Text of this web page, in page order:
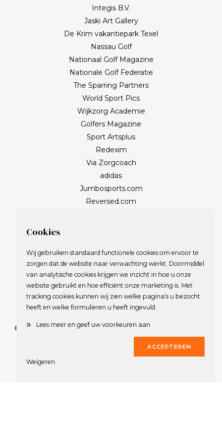
Integis B.V.
Jaski Art Gallery
De Krim vakantiepark Texel
Nassau Golf
Nationaal Golf Magazine
Nationale Golf Federatie
The Sparring Partners
World Sport Pics
Wijkzorg Academie
Golfers Magazine
Sport Artsplus
Redexim
Via Zorgcoach
adidas
Jumbosports.com
Reversed.com
© 2009-2023 Nederlandse Vereniging van Golfspelende
Cookies
Wij gebruiken standaard functionele cookies om ervoor te
zorgen dat de website naar verwachting werkt. Doormiddel
van analytische cookies krijgen we inzicht in hoe u onze
website gebruikt en hoe efficiënt onze marketing is. Met
tracking cookies kunnen wij zien welke pagina's u bezocht
heeft en welke formulieren u heeft ingevuld.
» Lees meer en geef uw voorkeuren aan
ACCEPTEREN
Weigeren